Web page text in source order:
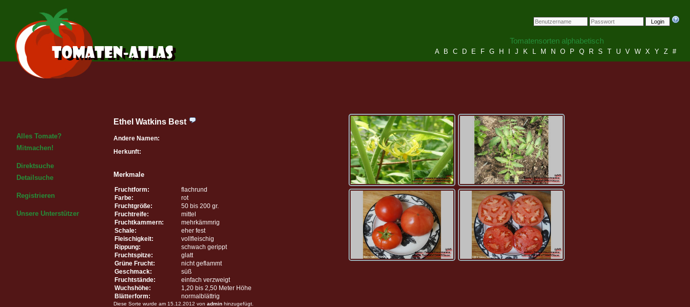
Login
Tomatensorten alphabetisch
A B C D E F G H J K L M N O P Q R S T U V W X Y Z #
Alles Tomate?
Mitmachen!
Direktsuche
Detailsuche
Registrieren
Unsere Unterstützer
Ethel Watkins Best
Andere Namen:
Herkunft:
Merkmale
Fruchtform:
flachrund
Farbe:
rot
Fruchtgröße:
50 bis 200 gr.
Fruchtreife:
mittel
Fruchtkammern:
mehrkämmrig
Schale:
eher fest
Fleischigkeit:
vollfleischig
Rippung:
schwach gerippt
Fruchtspitze:
glatt
Grüne Frucht:
nicht geflammt
Geschmack:
süß
Fruchtstände:
einfach verzweigt
Wuchshöhe:
1,20 bis 2,50 Meter Höhe
Blätterform:
normalblättrig
Diese Sorte wurde am 15.12.2012 von admin hinzugefügt.